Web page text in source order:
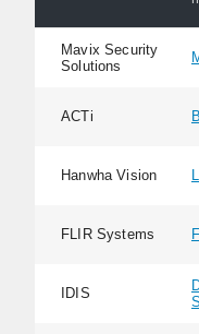
Mavix Security
Solutions
ACTi
Hanwha Vision
FLIR Systems
IDIS